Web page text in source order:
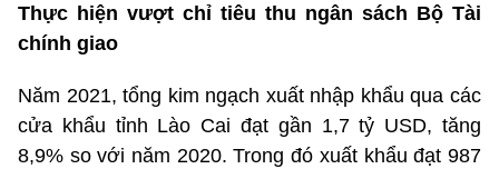
Thực hiện vượt chỉ tiêu thu ngân sách Bộ Tài
chính giao
Năm 2021, tổng kim ngạch xuất nhập khẩu qua các
cửa khẩu tỉnh Lào Cai đạt gần 1,7 tỷ USD, tăng
8,9% so với năm 2020. Trong đó xuất khẩu đạt 987